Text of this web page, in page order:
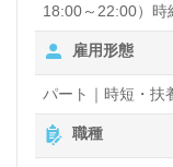
18:00～22:00）時
時給：1,300円～
18:00～22:00）時
時給：1,226円～
雇用形態
パート｜時短・扶
職種